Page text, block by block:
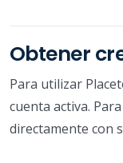
Obtener
Para utilizar
cuenta activa.
directamente con